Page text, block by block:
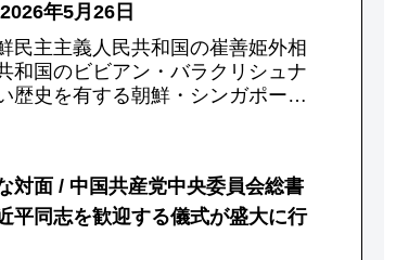
年5月26日
民主主義人民共和国の崔善姫外相
和国のビビアン・バラクリシュナ
歴史を有する朝鮮・シンガポール
対面 / 中国共産党中央委員会総書
平同志を歓迎する儀式が盛大に行